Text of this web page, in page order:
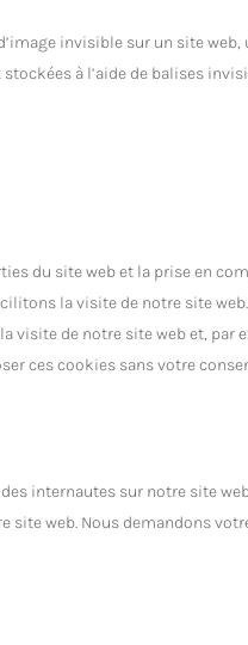
invisible sur un site
à l’aide de balises
du site web et la prise en
la visite de notre site web.
visite de notre site web et, par
ces cookies sans votre
internautes sur notre site
web. Nous demandons